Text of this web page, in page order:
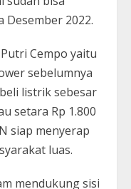
Desember 2022.
Cempo yaitu
sebelumnya
listrik sebesar
setara Rp 1.800
siap menyerap
luas.
mendukung sisi